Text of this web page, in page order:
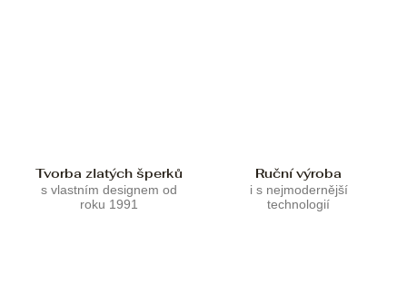
Tvorba zlatých šperků
s vlastním designem od
roku 1991
Ruční výroba
i s nejmodernější
technologií